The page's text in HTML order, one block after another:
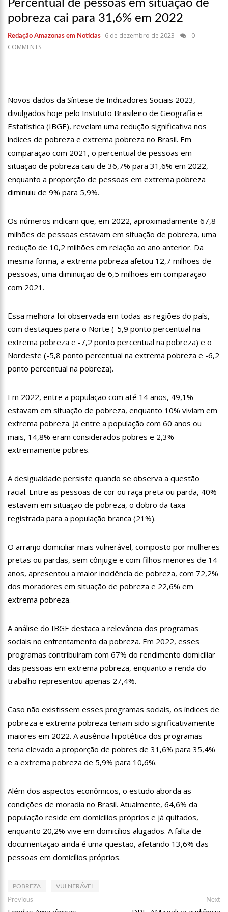
17:36 Prefeitura de Manaus recupera praça da Saudade e
fortalece patrimônio histórico amazonense
jurídica de Lula contra Bolsonaro
10:07 SSP-AM vistoria construção do Canil do Corpo de Bombeiros
09:06 David Almeida desce de carro na Boulevard e reafirma apoio
para Hissa Abrahão: ‘meu deputado federal’
13:31
09:04 BOMBA! Pastor é coagido por sistema político da Ieadam para
adesivar seu veículo com candidatos da instituição – Veja vídeo!
15:00 Com a família, Israel Carvalho participa de ato pró-Brasil
neste 07 de setembro
23:48
Hissa Abrahão é recebido por multidão na zona Leste de
de enfermeiros
18:08 Com quase 300 mil votos para o Senado em 2018, Hissa é
recebido por multidão na zona Sul de Manaus
Hissa Abrahão dispara e deve ser o primeiro no Avante à
Câmara Federal
21:55 Hissa Abrahão fala em oportunidades para feirantes no
20:33 Hissa Abrahão pede aos eleitores que compareçam às urnas
Tecnologia 5G: Sinal em Manaus será ativado até novembro
deste ano
10:32 Vacinação contra Covid-19 acontece em 12 postos neste
18:03 Bolsistas do Prouni começam a receber hoje auxílio de R$
Pesquisa aponta que tecnologia pode ajudar na melhoria da
qualidade das escolas no Amazonas
20:07 Amazonino pretende transforma o estado em um canteiro de
obras para combater desemprego? fome e miséria
Prefeitura abre credenciamento de prestadores de serviços
para o Manausmed
00:59 Pré-Candidata a Deputada Federal, Viviane Lima(MDB)
desponta nas pesquisas de intenção de votos
Bolsonaro vai retornar a Manaus na segunda quinzena de
Junho, afirma Menezes
22:10 PRÉ-CANDIDATURA – ‘Vamos mostrar nossa força’, diz Arthur
ao ser ovacionado em festa popular
14:41 Mais de 50 unidades de saúde da Prefeitura ofertam vacina
13:57
Moradores celebram pagamento de indenizações do Anel
Viário Leste
11:55 Enem só em 2022, tem 3,3 milhões de inscrições confirmadas
no Brasil
11:32 Engenheiro é o segundo brasileiro a viajar ao espaço, confira
agora:
15:39 Provas do concurso da Semsa do nível médio acontecem
neste domingo em Manaus
15:24 Wilson Lima concede a 6.705 famílias o direito de uso da terra
em 11 Unidades de Conservação Estaduais
20:34 Capacitação para Conselheiros Tutelares do Amazonas tem
inicio programado para setembro
dos Pais na cidade de Manaus.
21:23 Após Receber R$21,4 Milhões Do Governo Do Amazonas,
Prime Serviços É Barrada Pelo CSC
18:55 Violinista Victor Camilo encanta a cidade de Manaus com
suas belas performance
Deputado Péricles Faz Manobra Que Pode Enterrar CPI Da
Pandemia, Na ALEAM
massa contra a Influenza, sendo disponibilizada para toda
11:41
Morre Otávio Raman Neves, dono do jornal em tempo,
afiliada do SBT em Manaus, de covid-19. Muita emoção dos
Percentual de pessoas em situação de
pobreza cai para 31,6% em 2022
Redação Amazonas em Notícias 6 de dezembro de 2023
0
COMMENTS
Novos dados da Síntese de Indicadores Sociais 2023,
divulgados hoje pelo Instituto Brasileiro de Geografia e
Estatística (IBGE), revelam uma redução significativa nos
índices de pobreza e extrema pobreza no Brasil. Em
comparação com 2021, o percentual de pessoas em
situação de pobreza caiu de 36,7% para 31,6% em 2022,
enquanto a proporção de pessoas em extrema pobreza
diminuiu de 9% para 5,9%.
Os números indicam que, em 2022, aproximadamente 67,8
milhões de pessoas estavam em situação de pobreza, uma
redução de 10,2 milhões em relação ao ano anterior. Da
mesma forma, a extrema pobreza afetou 12,7 milhões de
pessoas, uma diminuição de 6,5 milhões em comparação
com 2021.
Essa melhora foi observada em todas as regiões do país,
com destaques para o Norte (-5,9 ponto percentual na
extrema pobreza e -7,2 ponto percentual na pobreza) e o
Nordeste (-5,8 ponto percentual na extrema pobreza e -6,2
ponto percentual na pobreza).
Em 2022, entre a população com até 14 anos, 49,1%
estavam em situação de pobreza, enquanto 10% viviam em
extrema pobreza. Já entre a população com 60 anos ou
mais, 14,8% eram considerados pobres e 2,3%
extremamente pobres.
A desigualdade persiste quando se observa a questão
racial. Entre as pessoas de cor ou raça preta ou parda, 40%
estavam em situação de pobreza, o dobro da taxa
registrada para a população branca (21%).
O arranjo domiciliar mais vulnerável, composto por mulheres
pretas ou pardas, sem cônjuge e com filhos menores de 14
anos, apresentou a maior incidência de pobreza, com 72,2%
dos moradores em situação de pobreza e 22,6% em
extrema pobreza.
A análise do IBGE destaca a relevância dos programas
sociais no enfrentamento da pobreza. Em 2022, esses
programas contribuíram com 67% do rendimento domiciliar
das pessoas em extrema pobreza, enquanto a renda do
trabalho representou apenas 27,4%.
Caso não existissem esses programas sociais, os índices de
pobreza e extrema pobreza teriam sido significativamente
maiores em 2022. A ausência hipotética dos programas
teria elevado a proporção de pobres de 31,6% para 35,4%
e a extrema pobreza de 5,9% para 10,6%.
Além dos aspectos econômicos, o estudo aborda as
condições de moradia no Brasil. Atualmente, 64,6% da
população reside em domicílios próprios e já quitados,
enquanto 20,2% vive em domicílios alugados. A falta de
documentação ainda é uma questão, afetando 13,6% das
pessoas em domicílios próprios.
POBREZA VULNERÁVEL
Navegação
Previous
post:
Next